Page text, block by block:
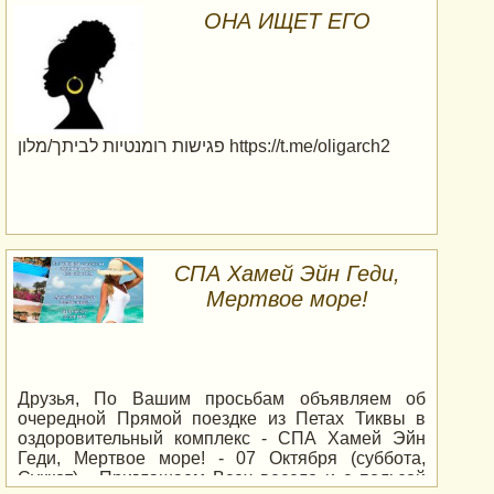
удивительным уголкам, и многое другое. Не
упускайте свою возможность!ОНА ИЩЕТ ЕГО
פגישות רומנטיות לביתך/מלון https://t.me/oligarch2
СПА Хамей Эйн Геди,
Мертвое море!
Друзья, По Вашим просьбам объявляем об
очередной Прямой поездке из Петах Тиквы в
оздоровительный комплекс - СПА Хамей Эйн
Геди, Мертвое море! - 07 Октября (суббота,
Суккот) - Приглашаем Всех весело и с пользой